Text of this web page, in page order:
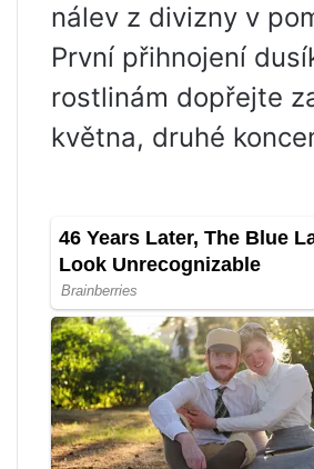
nálev z divizny v
První přihnojení
rostlinám dopřejte
května, druhé